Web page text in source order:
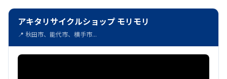
アキタリサイクルショップ モリモリ
📍 秋田市、能代市、横手市...